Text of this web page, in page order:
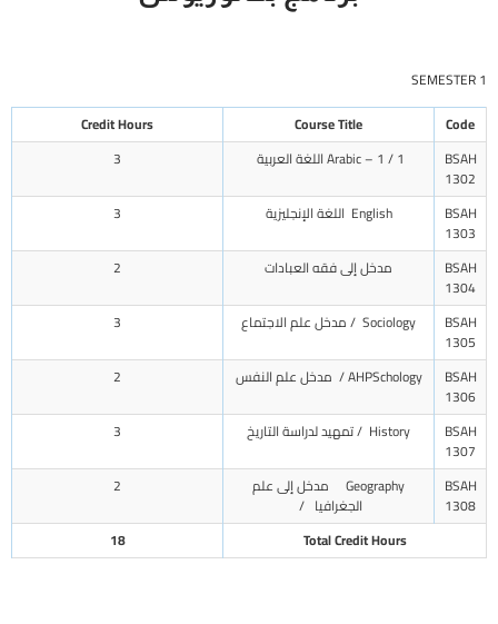
SEMESTER 1
Code
Course Title
Credit Hours
BSAH
1302
Arabic – 1 / 1 اللغة العربية 3
BSAH
1303
English اللغة الإنجليزية 3
BSAH
1304
مدخل إلى فقه العبادات 2
BSAH
1305
Sociology / مدخل علم الاجتماع 3
BSAH
1306
AHPSchology / مدخل علم النفس 2
BSAH
1307
History / تمهيد لدراسة التاريخ 3
BSAH
1308
Geography مدخل إلى علم
الجغرافيا /
2
Total Credit Hours
18